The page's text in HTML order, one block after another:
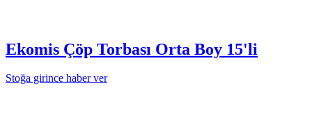
Ekomis Çöp Torbası Orta Boy 15'li
Stoğa girince haber ver